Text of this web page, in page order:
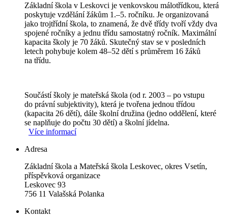
Základní škola v Leskovci je venkovskou málotřídkou, která
poskytuje vzdělání žákům 1.–5. ročníku. Je organizovaná
jako trojtřídní škola, to znamená, že dvě třídy tvoří vždy dva
spojené ročníky a jednu třídu samostatný ročník. Maximální
kapacita školy je 70 žáků. Skutečný stav se v posledních
letech pohybuje kolem 48–52 dětí s průměrem 16 žáků
na třídu.
Součástí školy je mateřská škola (od r. 2003 – po vstupu
do právní subjektivity), která je tvořena jednou třídou
(kapacita 26 dětí), dále školní družina (jedno oddělení, které
se naplňuje do počtu 30 dětí) a školní jídelna.
Více informací
Adresa
Základní škola a Mateřská škola Leskovec, okres Vsetín,
příspěvková organizace
Leskovec 93
756 11 Valašská Polanka
Kontakt